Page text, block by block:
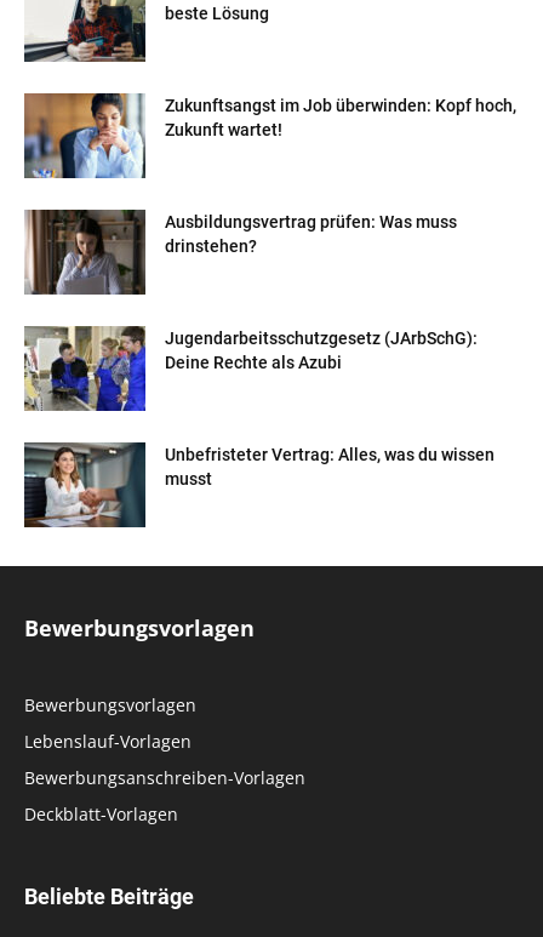
beste Lösung
Zukunftsangst im Job überwinden: Kopf hoch,
Zukunft wartet!
Ausbildungsvertrag prüfen: Was muss
drinstehen?
Jugendarbeitsschutzgesetz (JArbSchG):
Deine Rechte als Azubi
Unbefristeter Vertrag: Alles, was du wissen
musst
Bewerbungsvorlagen
Bewerbungsvorlagen
Lebenslauf-Vorlagen
Bewerbungsanschreiben-Vorlagen
Deckblatt-Vorlagen
Beliebte Beiträge